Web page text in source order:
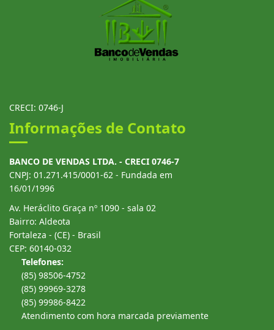
CRECI: 0746-J
Informações de Contato
BANCO DE VENDAS LTDA. - CRECI 0746-7
CNPJ: 01.271.415/0001-62 - Fundada em
16/01/1996
Av. Heráclito Graça nº 1090 - sala 02
Bairro: Aldeota
Fortaleza - (CE) - Brasil
CEP: 60140-032
Telefones:
(85) 98506-4752
(85) 99969-3278
(85) 99986-8422
Atendimento com hora marcada previamente